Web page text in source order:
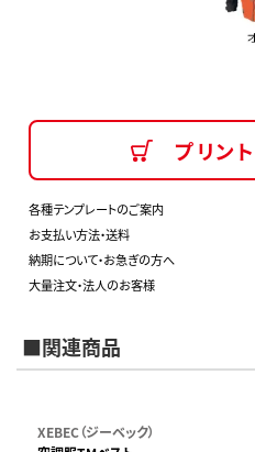
プリン
各種テンプレートのご案内
お支払い方法・送料
納期について・お急ぎの方へ
大量注文・法人のお客様
■関連商品
XEBEC（ジーベック）